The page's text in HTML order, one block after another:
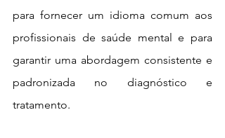
para fornecer um idioma comum aos
profissionais de saúde mental e para
garantir uma abordagem consistente e
padronizada no diagnóstico e
tratamento.